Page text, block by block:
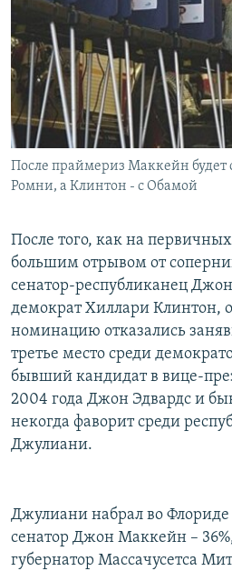
ПОДПИШИТЕСЬ НА РАССЫЛКУ
СОЦИАЛЬНЫЕ СЕТИ
Все сайты РСЕ/РС
После праймериз Маккейн будет
Ромни, а Клинтон - с Обамой
После того, как на
большим отрывом от
сенатор-республиканец
демократ Хиллари Клинтон,
номинацию отказались
третье место среди
бывший кандидат в вице-
2004 года Джон Эдвардс и
некогда фаворит среди
Джулиани.
Джулиани набрал во Флориде
сенатор Джон Маккейн –
губернатор Массачусетса